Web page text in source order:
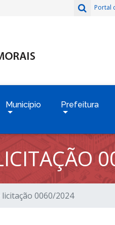
Portal
Município Prefeitura
0060/2024